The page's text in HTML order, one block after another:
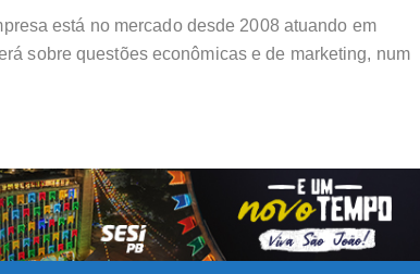
está no mercado desde 2008 atuando em
sobre questões econômicas e de marketing, num